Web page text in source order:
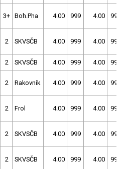
3+ Boh.Pha 4.00 999 4.00 999
2 SKVSČB 4.00 999 4.00 999
2 SKVSČB 4.00 999 4.00 999
2 Rakovník 4.00 999 4.00 999
2 Frol 4.00 999 4.00 999
2 SKVSČB 4.00 999 4.00 999
2 SKVSČB 4.00 999 4.00 999